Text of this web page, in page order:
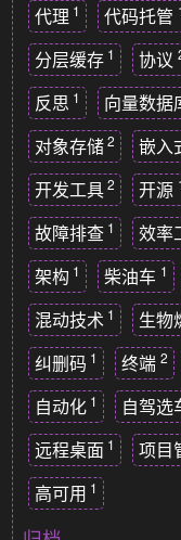
代理 1 代码托管
分层缓存 1 协议
反思 1 向量数据
对象存储 2 嵌入
开发工具 2 开源
故障排查 1 效率
架构 1 柴油车 1
混动技术 1 生物
纠删码 1 终端 2
自动化 1 自驾选
远程桌面 1 项目
高可用 1